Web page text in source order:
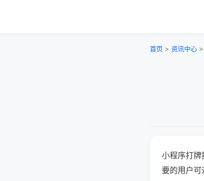
首页 > 资讯中心 >
小程序打牌
要的用户可